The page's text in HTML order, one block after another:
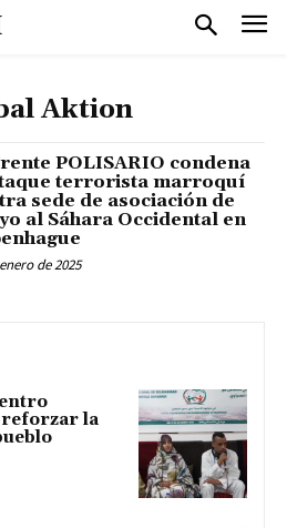
Aktion
POLISARIO condena
terrorista marroquí
sede de asociación de
al Sáhara Occidental en
de 2025
la